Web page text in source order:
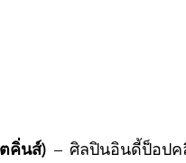
คิ่นส์) – ศิลปินอินดี้ป็อปค